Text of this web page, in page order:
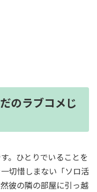
のラブコメじ
。ひとりでいることを
切惜しまない「ソロ活
彼の隣の部屋に引っ越